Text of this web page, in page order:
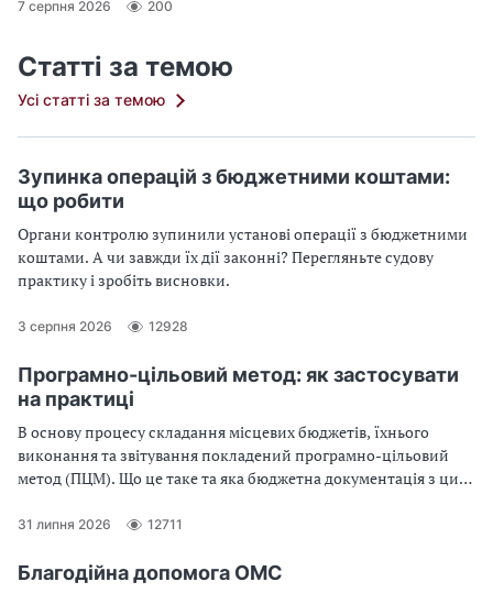
7 серпня 2026 200
Статті за темою
Усі статті за темою
Зупинка операцій з бюджетними коштами:
що робити
Органи контролю зупинили установі операції з бюджетними
коштами. А чи завжди їх дії законні? Перегляньте судову
практику і зробіть висновки.
3 серпня 2026 12928
Програмно-цільовий метод: як застосувати
на практиці
В основу процесу складання місцевих бюджетів, їхнього
виконання та звітування покладений програмно-цільовий
метод (ПЦМ). Що це таке та яка бюджетна документація з цим
31 липня 2026 12711
Благодійна допомога ОМС